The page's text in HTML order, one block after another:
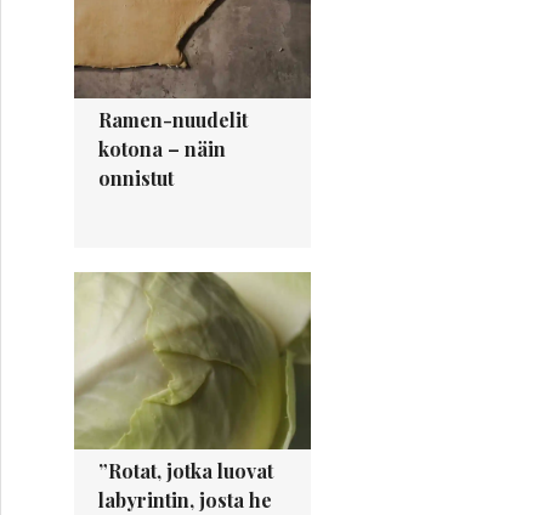
Ramen-nuudelit
kotona – näin
onnistut
”Rotat, jotka luovat
labyrintin, josta he